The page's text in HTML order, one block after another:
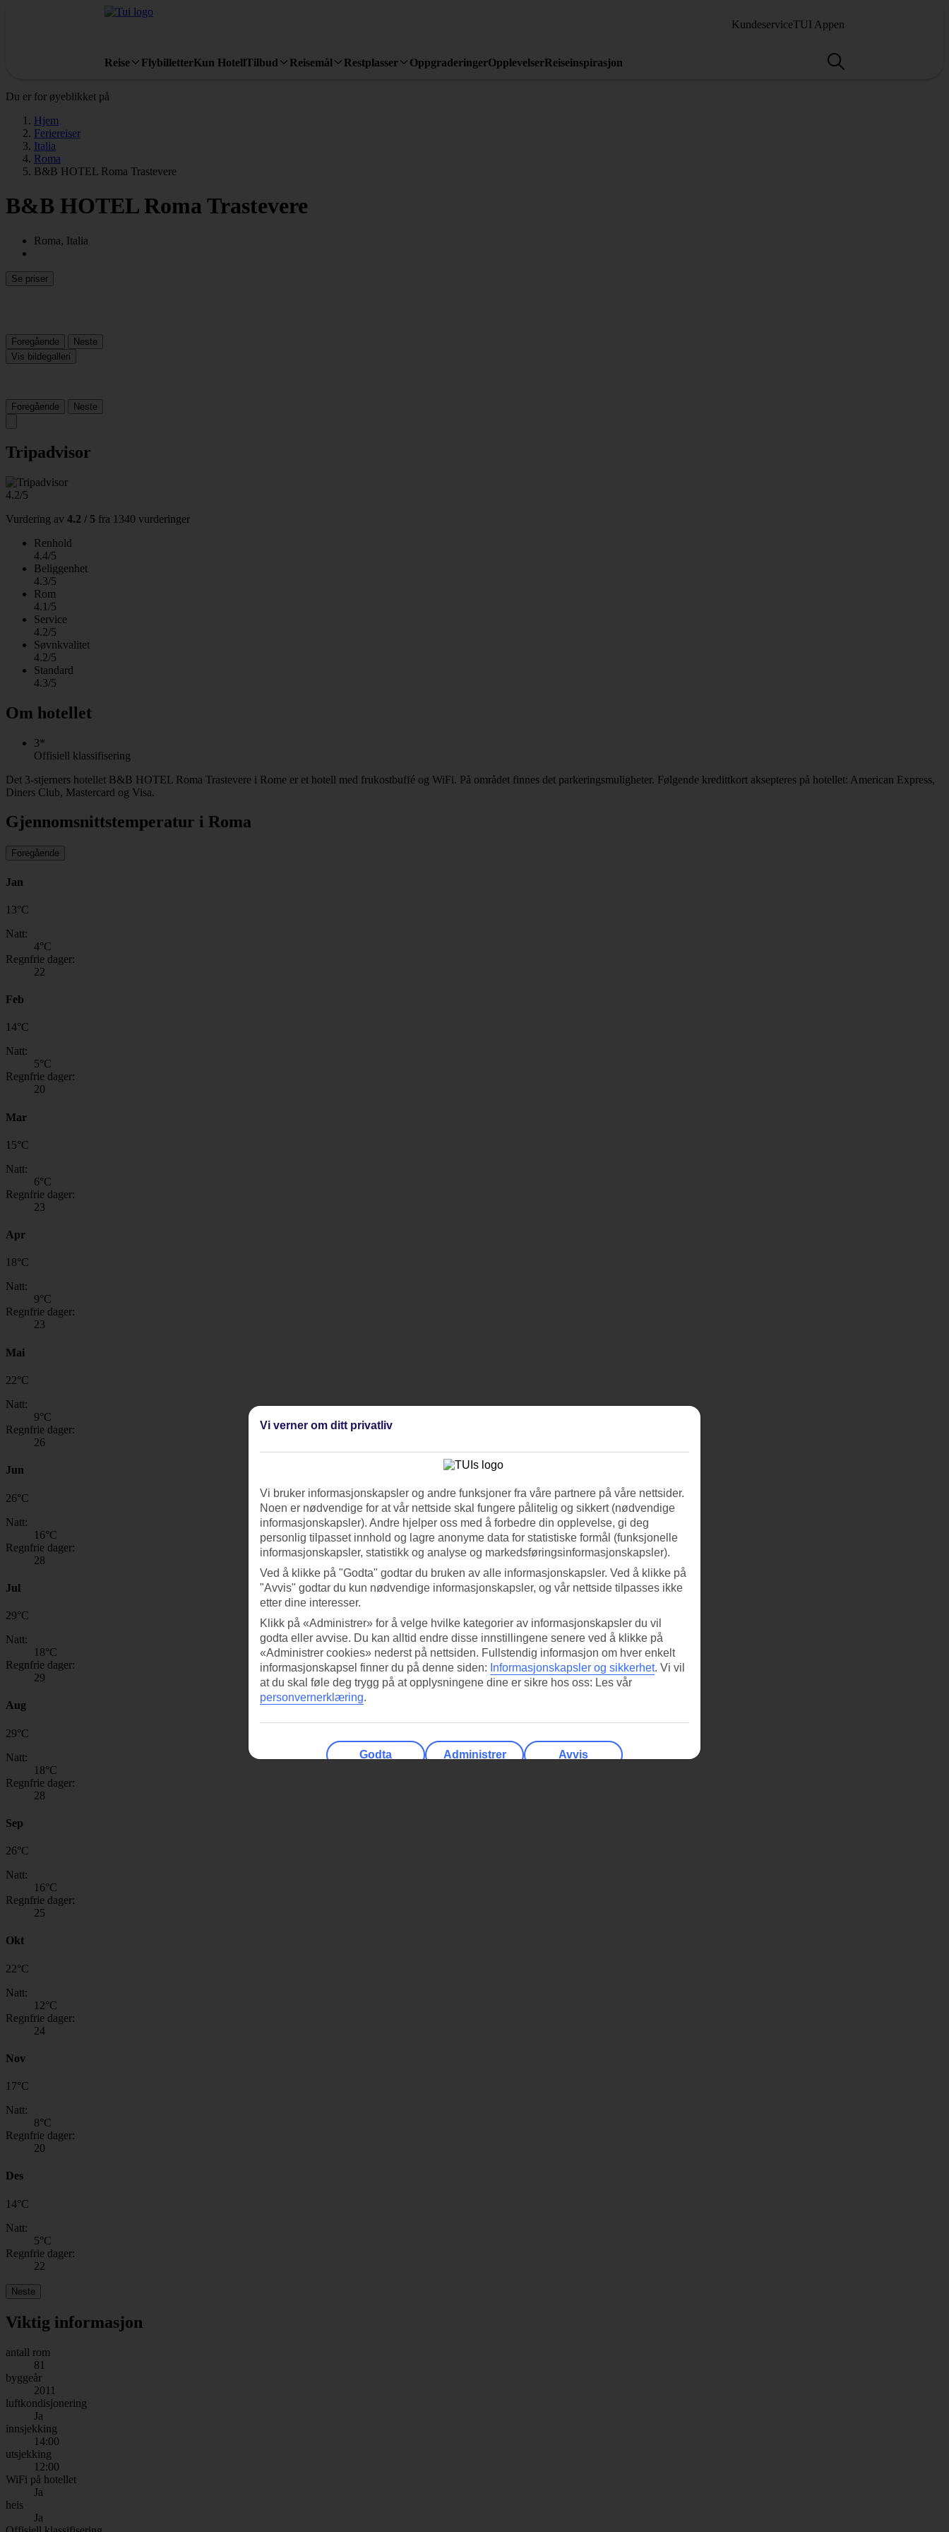
KundeserviceTUI Appen
Reise FlybilletterKun HotellTilbud Reisemål Restplasser OppgraderingerOpplevelserReiseinspirasjon
Du er for øyeblikket på
Hjem
Feriereiser
Italia
Roma
B&B HOTEL Roma Trastevere
B&B HOTEL Roma Trastevere
Roma, Italia
Se priser
Foregående
Neste
Vis bildegalleri
Foregående Neste
Tripadvisor
4.2/5
Vurdering av 4.2 / 5 fra 1340 vurderinger
Renhold
4.4/5
Beliggenhet
4.3/5
Rom
4.1/5
Service
4.2/5
Søvnkvalitet
4.2/5
Standard
4.3/5
Om hotellet
3*
Offisiell klassifisering
Det 3-stjerners hotellet B&B HOTEL Roma Trastevere i Rome er et hotell med frukostbuffé og WiFi. På området finnes det parkeringsmuligheter. Følgende kredittkort aksepteres på hotellet: American Express,
Diners Club, Mastercard og Visa.
Gjennomsnittstemperatur i Roma
Foregående
Jan
13°C
Natt:
4°C
Regnfrie dager:
22
Feb
14°C
Natt:
5°C
Regnfrie dager:
20
Mar
15°C
Natt:
6°C
Regnfrie dager:
23
Apr
18°C
Natt:
9°C
Regnfrie dager:
23
Mai
22°C
Natt:
9°C
Regnfrie dager:
26
Jun
26°C
Natt:
16°C
Regnfrie dager:
28
Jul
29°C
Natt:
18°C
Regnfrie dager:
29
Aug
29°C
Natt:
18°C
Regnfrie dager:
28
Sep
26°C
Natt:
16°C
Regnfrie dager:
25
Okt
22°C
Natt:
12°C
Regnfrie dager:
24
Nov
17°C
Natt:
8°C
Regnfrie dager:
20
Des
14°C
Natt:
5°C
Regnfrie dager:
22
Neste
Viktig informasjon
antall rom
81
byggeår
2011
luftkondisjonering
Ja
innsjekking
14:00
utsjekking
12:00
WiFi på hotellet
Ja
heis
Ja
Vi verner om ditt privatliv
Vi bruker informasjonskapsler og andre funksjoner fra våre partnere på våre nettsider.
Noen er nødvendige for at vår nettside skal fungere pålitelig og sikkert (nødvendige
informasjonskapsler). Andre hjelper oss med å forbedre din opplevelse, gi deg
personlig tilpasset innhold og lagre anonyme data for statistiske formål (funksjonelle
informasjonskapsler, statistikk og analyse og markedsføringsinformasjonskapsler).
Ved å klikke på "Godta" godtar du bruken av alle informasjonskapsler. Ved å klikke på
"Avvis" godtar du kun nødvendige informasjonskapsler, og vår nettside tilpasses ikke
etter dine interesser.
Klikk på «Administrer» for å velge hvilke kategorier av informasjonskapsler du vil
godta eller avvise. Du kan alltid endre disse innstillingene senere ved å klikke på
«Administrer cookies» nederst på nettsiden. Fullstendig informasjon om hver enkelt
informasjonskapsel finner du på denne siden: Informasjonskapsler og sikkerhet. Vi vil
at du skal føle deg trygg på at opplysningene dine er sikre hos oss: Les vår
personvernerklæring.
Godta Administrer Avvis